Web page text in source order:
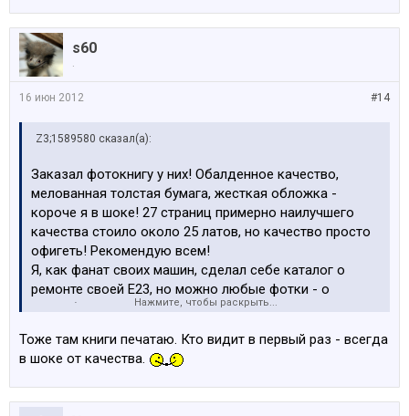
s60
.
#14
16 июн 2012
Z3;1589580 сказал(а):
Заказал фотокнигу у них! Обалденное качество,
мелованная толстая бумага, жесткая обложка -
короче я в шоке! 27 страниц примерно наилучшего
качества стоило около 25 латов, но качество просто
офигеть! Рекомендую всем!
Я, как фанат своих машин, сделал себе каталог о
ремонте своей Е23, но можно любые фотки - о
свадьбе, о тусовках и т.д. - подарок друзьям
Нажмите, чтобы раскрыть...
Тоже там книги печатаю. Кто видит в первый раз - всегда
в шоке от качества.